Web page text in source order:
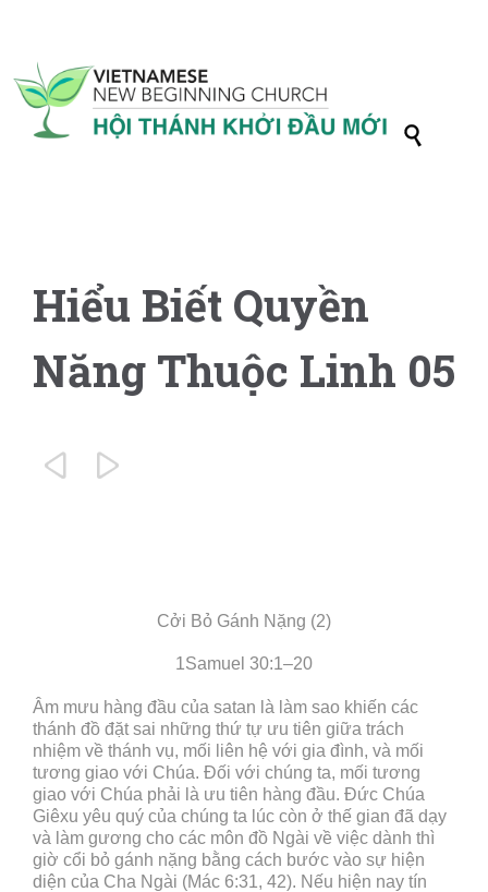

Hiểu Biết Quyền
Năng Thuộc Linh 05
 
Cởi Bỏ Gánh Nặng (2)
1Samuel 30:1–20
Âm mưu hàng đầu của satan là làm sao khiến các
thánh đồ đặt sai những thứ tự ưu tiên giữa trách
nhiệm về thánh vụ, mối liên hệ với gia đình, và mối
tương giao với Chúa. Đối với chúng ta, mối tương
giao với Chúa phải là ưu tiên hàng đầu. Đức Chúa
Giêxu yêu quý của chúng ta lúc còn ở thế gian đã dạy
và làm gương cho các môn đồ Ngài về việc dành thì
giờ cổi bỏ gánh nặng bằng cách bước vào sự hiện
diện của Cha Ngài (Mác 6:31, 42). Nếu hiện nay tín